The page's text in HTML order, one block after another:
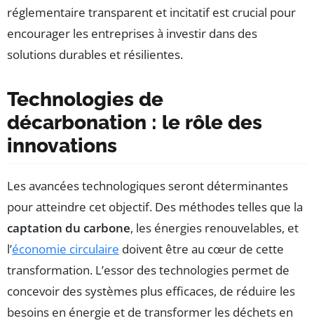
réglementaire transparent et incitatif est crucial pour
encourager les entreprises à investir dans des
solutions durables et résilientes.
Technologies de
décarbonation : le rôle des
innovations
Les avancées technologiques seront déterminantes
pour atteindre cet objectif. Des méthodes telles que la
captation du carbone, les énergies renouvelables, et
l’économie circulaire doivent être au cœur de cette
transformation. L’essor des technologies permet de
concevoir des systèmes plus efficaces, de réduire les
besoins en énergie et de transformer les déchets en